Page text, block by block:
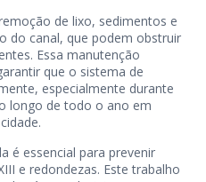
de lixo, sedimentos e
do canal, que podem obstruir
Essa manutenção
que o sistema de
especialmente durante
longo de todo o ano em
é essencial para prevenir
e redondezas. Este trabalho